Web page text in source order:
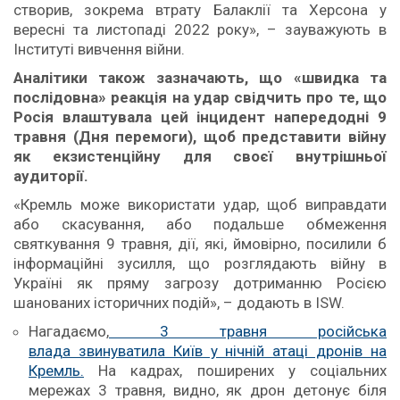
створив, зокрема втрату Балаклії та Херсона у
вересні та листопаді 2022 року», – зауважують в
Інституті вивчення війни.
Аналітики також зазначають, що «швидка та
послідовна» реакція на удар свідчить про те, що
Росія влаштувала цей інцидент напередодні 9
травня (Дня перемоги), щоб представити війну
як екзистенційну для своєї внутрішньої
аудиторії.
«Кремль може використати удар, щоб виправдати
або скасування, або подальше обмеження
святкування 9 травня, дії, які, ймовірно, посилили б
інформаційні зусилля, що розглядають війну в
Україні як пряму загрозу дотриманню Росією
шанованих історичних подій», – додають в ISW.
Нагадаємо, 3 травня російська
влада звинуватила Київ у нічній атаці дронів на
Кремль. На кадрах, поширених у соціальних
мережах 3 травня, видно, як дрон детонує біля